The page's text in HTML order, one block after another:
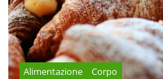
Alimentazione Corpo